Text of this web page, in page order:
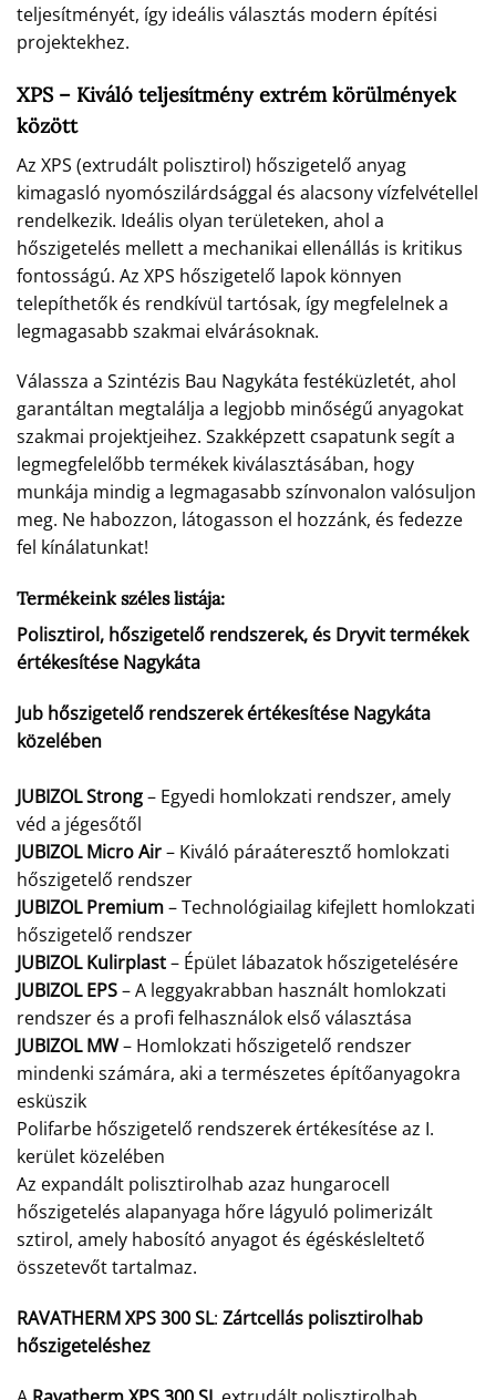
teljesítményét, így ideális választás modern építési
projektekhez.
XPS – Kiváló teljesítmény extrém körülmények
között
Az XPS (extrudált polisztirol) hőszigetelő anyag
kimagasló nyomószilárdsággal és alacsony vízfelvétellel
rendelkezik. Ideális olyan területeken, ahol a
hőszigetelés mellett a mechanikai ellenállás is kritikus
fontosságú. Az XPS hőszigetelő lapok könnyen
telepíthetők és rendkívül tartósak, így megfelelnek a
legmagasabb szakmai elvárásoknak.
Válassza a Szintézis Bau Nagykáta festéküzletét, ahol
garantáltan megtalálja a legjobb minőségű anyagokat
szakmai projektjeihez. Szakképzett csapatunk segít a
legmegfelelőbb termékek kiválasztásában, hogy
munkája mindig a legmagasabb színvonalon valósuljon
meg. Ne habozzon, látogasson el hozzánk, és fedezze
fel kínálatunkat!
Termékeink széles listája:
Polisztirol, hőszigetelő rendszerek, és Dryvit termékek
értékesítése Nagykáta
Jub hőszigetelő rendszerek értékesítése Nagykáta
közelében
JUBIZOL Strong– Egyedi homlokzati rendszer, amely
véd a jégesőtől
JUBIZOL Micro Air– Kiváló páraáteresztő homlokzati
hőszigetelő rendszer
JUBIZOL Premium– Technológiailag kifejlett homlokzati
hőszigetelő rendszer
JUBIZOL Kulirplast– Épület lábazatok hőszigetelésére
JUBIZOL EPS– A leggyakrabban használt homlokzati
rendszer és a profi felhasználok első választása
JUBIZOL MW– Homlokzati hőszigetelő rendszer
mindenki számára, aki a természetes építőanyagokra
esküszik
Polifarbe hőszigetelő rendszerek értékesítése az I.
kerület közelében
Az expandált polisztirolhab azaz hungarocell
hőszigetelés alapanyaga hőre lágyuló polimerizált
sztirol, amely habosító anyagot és égéskésleltető
összetevőt tartalmaz.
RAVATHERM XPS 300 SL: Zártcellás polisztirolhab
hőszigeteléshez